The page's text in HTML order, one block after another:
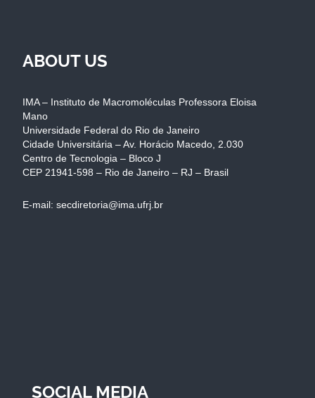
ABOUT US
IMA – Instituto de Macromoléculas Professora Eloisa
Mano
Universidade Federal do Rio de Janeiro
Cidade Universitária – Av. Horácio Macedo, 2.030
Centro de Tecnologia – Bloco J
CEP 21941-598 – Rio de Janeiro – RJ – Brasil
E-mail: secdiretoria@ima.ufrj.br
SOCIAL MEDIA